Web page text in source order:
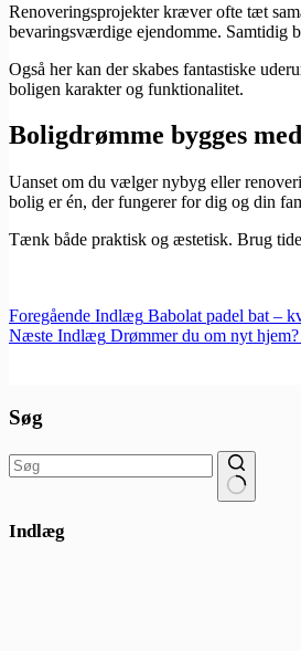
Renoveringsprojekter kræver ofte tæt
bevaringsværdige ejendomme. Samtidig
Også her kan der skabes fantastiske
boligen karakter og funktionalitet.
Boligdrømme bygges
Uanset om du vælger nybyg eller
bolig er én, der fungerer for dig og din
Tænk både praktisk og æstetisk. Brug
Foregående Indlæg Babolat padel bat –
Næste Indlæg Drømmer du om nyt
Søg
resultater
Indlæg